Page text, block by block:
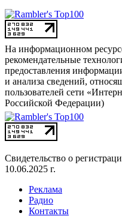
На информационном
рекомендательные
предоставления
и анализа сведений,
пользователей сети
Российской Федерации)
Свидетельство о
10.06.2025 г.
Реклама
Радио
Контакты